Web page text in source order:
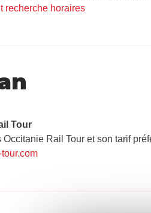
recherche horaires
Tour​
Rail Tour et son tarif